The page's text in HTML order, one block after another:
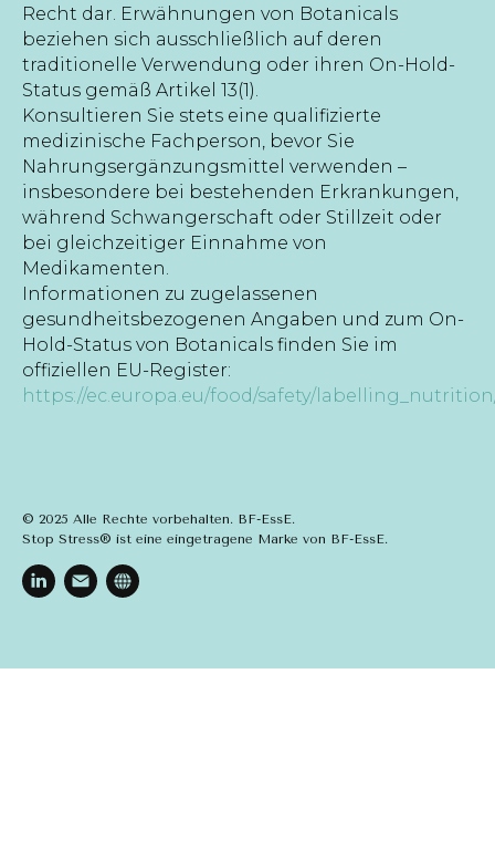
Recht dar. Erwähnungen von Botanicals
beziehen sich ausschließlich auf deren
traditionelle Verwendung oder ihren On-Hold-
Status gemäß Artikel 13(1).
Konsultieren Sie stets eine qualifizierte
medizinische Fachperson, bevor Sie
Nahrungsergänzungsmittel verwenden –
insbesondere bei bestehenden Erkrankungen,
während Schwangerschaft oder Stillzeit oder
bei gleichzeitiger Einnahme von
Medikamenten.
Informationen zu zugelassenen
gesundheitsbezogenen Angaben und zum On-
Hold-Status von Botanicals finden Sie im
offiziellen EU-Register:
https://ec.europa.eu/food/safety/
© 2025 Alle Rechte vorbehalten. BF-EssE.
Stop Stress® ist eine eingetragene Marke von BF-EssE.